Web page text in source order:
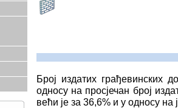
Број издатих грађевинских
односу на просјечан број
већи је за 36,6% и у односу на